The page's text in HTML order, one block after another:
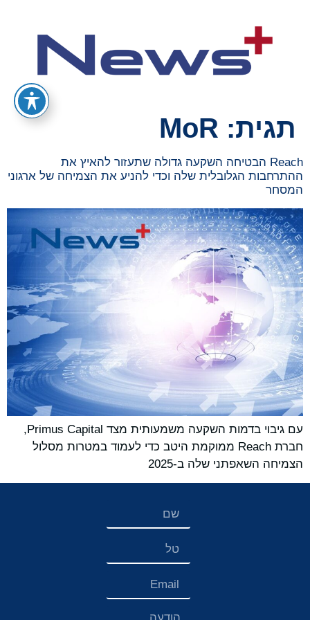
תגית: MoR
Reach הבטיחה השקעה גדולה שתעזור להאיץ את
ההתרחבות הגלובלית שלה וכדי להניע את הצמיחה של ארגוני
המסחר
עם גיבוי בדמות השקעה משמעותית מצד Primus Capital,
חברת Reach ממוקמת היטב כדי לעמוד במטרות מסלול
הצמיחה השאפתני שלה ב-2025